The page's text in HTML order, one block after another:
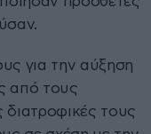
για την αύξηση
από τους
τους